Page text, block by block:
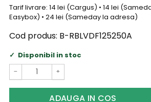
Tarif livrare: 14 lei (Cargus) • 14 lei
Easybox) • 24 lei (Sameday la adresa)
Cod produs: B-RBLVDF125250A
Disponibil in stoc
− +
ADAUGA IN COS